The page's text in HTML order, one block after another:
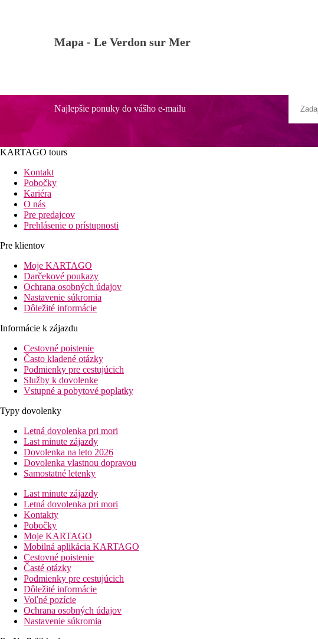
Mapa - Le Verdon sur Mer
Najlepšie ponuky do vášho e-mailu
KARTAGO tours
Kontakt
Pobočky
Kariéra
O nás
Pre predajcov
Prehlásenie o prístupnosti
Pre klientov
Moje KARTAGO
Darčekové poukazy
Ochrana osobných údajov
Nastavenie súkromia
Dôležité informácie
Informácie k zájazdu
Cestovné poistenie
Často kladené otázky
Podmienky pre cestujúcich
Služby k dovolenke
Vstupné a pobytové poplatky
Typy dovolenky
Letná dovolenka pri mori
Last minute zájazdy
Dovolenka na leto 2026
Dovolenka vlastnou dopravou
Samostatné letenky
Last minute zájazdy
Letná dovolenka pri mori
Kontakty
Pobočky
Moje KARTAGO
Mobilná aplikácia KARTAGO
Cestovné poistenie
Časté otázky
Podmienky pre cestujúcich
Dôležité informácie
Voľné pozície
Ochrana osobných údajov
Nastavenie súkromia